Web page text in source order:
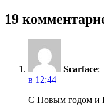
19
Scarface:
в 12:44
С Новым годом и